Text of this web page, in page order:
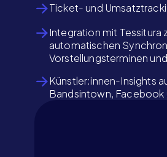
Ticket- und
Integration mit Tessitura
automatischen
Vorstellungsterminen
Künstler:innen-Insights
Bandsintown, Facebook